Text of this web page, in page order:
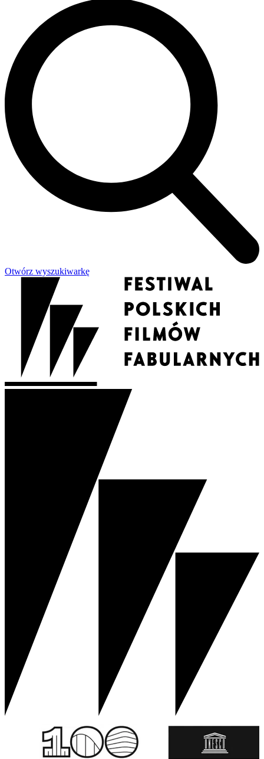
Otwórz wyszukiwarkę